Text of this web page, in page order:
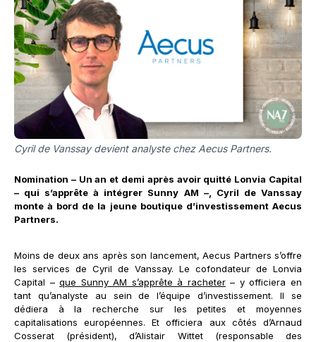
Cyril de Vanssay devient analyste chez Aecus Partners.
Nomination – Un an et demi après avoir quitté Lonvia Capital
– qui s’apprête à intégrer Sunny AM –, Cyril de Vanssay
monte à bord de la jeune boutique d’investissement Aecus
Partners.
Moins de deux ans après son lancement, Aecus Partners s’offre
les services de Cyril de Vanssay. Le cofondateur de Lonvia
Capital –que Sunny AM s’apprête à racheter– y officiera en
tant qu’analyste au sein de l’équipe d’investissement. Il se
dédiera à la recherche sur les petites et moyennes
capitalisations européennes. Et officiera aux côtés d’Arnaud
Cosserat (président), d’Alistair Wittet (responsable des